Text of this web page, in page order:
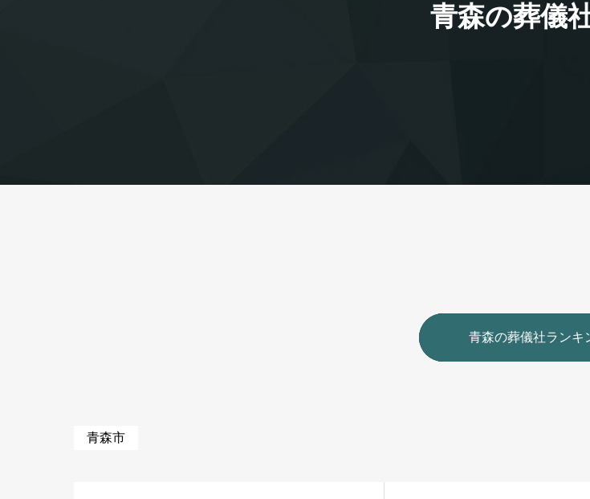
青森の葬儀
青森の葬儀社ランキ
青森市